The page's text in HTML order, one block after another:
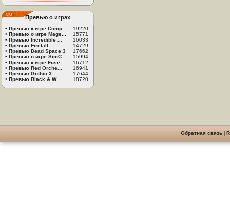
Превью о играх
• Превью к игре Comp...
19220
• Превью о игре Mage...
15771
• Превью Incredible ...
16033
• Превью Firefall
14729
• Превью Dead Space 3
17662
• Превью о игре SimC...
15994
• Превью к игре Fuse
16712
• Превью Red Orche...
16941
• Превью Gothic 3
17644
• Превью Black & W... 18720
Обратная связь